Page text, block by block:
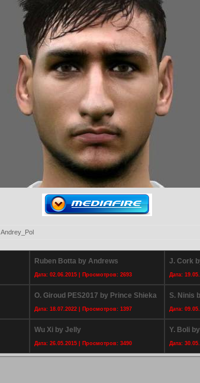
Andrey_Pol
Ruben Botta by Andrews
Дата: 02.06.2015 | Просмотров: 2693
J. Cork
Дата:
O. Giroud PES2017 by Prince Shieka
Дата: 18.07.2022 | Просмотров: 1397
S. Ninis
Дата:
Wu Xi by Jelly
Дата: 26.05.2015 | Просмотров: 3490
Y. Boli
Дата: